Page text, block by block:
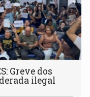
Greve dos
ilegal